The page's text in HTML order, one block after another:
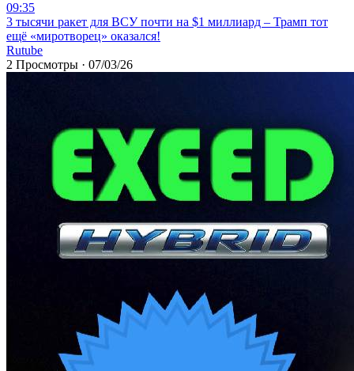
09:35
⁣3 тысячи ракет для ВСУ почти на $1 миллиард – Трамп тот
ещё «миротворец» оказался!
Rutube
2 Просмотры · 07/03/26